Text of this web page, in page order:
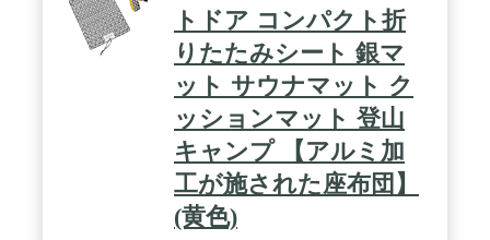
トドア コンパクト折
りたたみシート 銀マ
ット サウナマット ク
ッションマット 登山
キャンプ 【アルミ加
工が施された座布団】
(黄色)